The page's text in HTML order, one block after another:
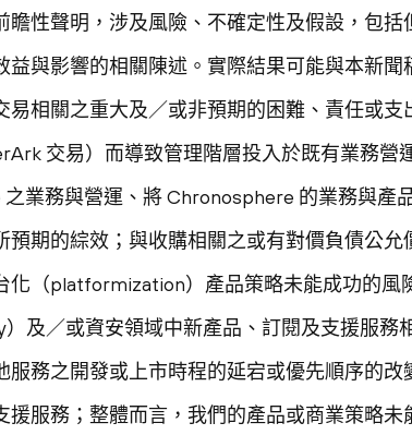
瞻性聲明，涉及風險、不確定性及假設，包
益與影響的相關陳述。實際結果可能與本新
易相關之重大及／或非預期的困難、責任或
交易）而導致管理階層投入於既有業務
業務與營運、將 Chronosphere 的業務與產
預期的綜效；與收購相關之或有對價負債公
化（platformization）產品策略未能成功的風
）及／或資安領域中新產品、訂閱及支援服
服務之開發或上市時程的延宕或優先順序的
援服務；整體而言，我們的產品或商業策略